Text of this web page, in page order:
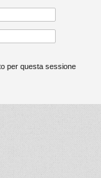
per questa sessione